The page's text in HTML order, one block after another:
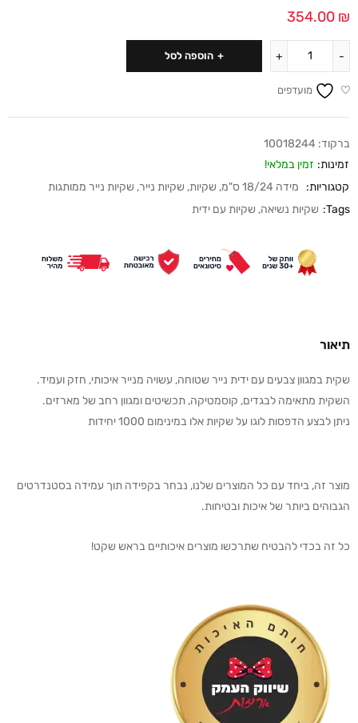
354.00 ₪
הוספה לסל
מועדפים
ברקוד: 10018244
זמינות: זמין במלאי!
קטגוריות:
מידה 18/24 ס"מ , שקיות, שקיות נייר, שקיות נייר ממותגות
Tags: שקיות נשיאה, שקיות עם ידית
תיאור
שקית במגוון צבעים עם ידית נייר שטוחה, עשויה מנייר איכותי, חזק ועמיד.
השקית מתאימה לבגדים, קוסמטיקה, תכשיטים ומגוון רחב של מארזים.
ניתן לבצע הדפסות לוגו על שקיות אלו במינימום 1000 יחידות
מוצר זה, ביחד עם כל המוצרים שלנו, נבחר בקפידה תוך עמידה בסטנדרטים
הגבוהים ביותר של איכות ובטיחות.
כל זה בכדי להבטיח שתרכשו מוצרים איכותיים בראש שקט!